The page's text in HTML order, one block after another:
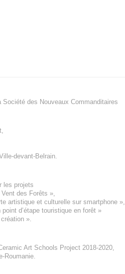
Société des Nouveaux Commanditaires
,
devant-Belrain.
les projets
des Forêts »,
artistique et culturelle sur smartphone »,
point d’étape touristique en forêt »
création ».
Art Schools Project 2018-2020,
Roumanie.